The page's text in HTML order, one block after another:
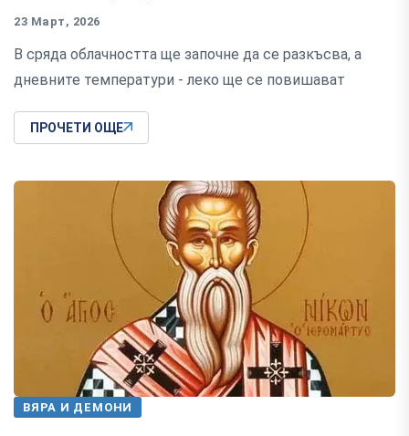
23 Март, 2026
В сряда облачността ще започне да се разкъсва, а
дневните температури - леко ще се повишават
ПРОЧЕТИ ОЩЕ
ВЯРА И ДЕМОНИ